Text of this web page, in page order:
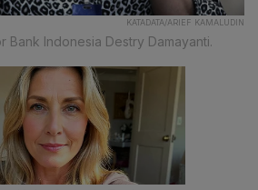
KATADATA/ARIEF KAMALUDIN
Bank Indonesia Destry Damayanti.